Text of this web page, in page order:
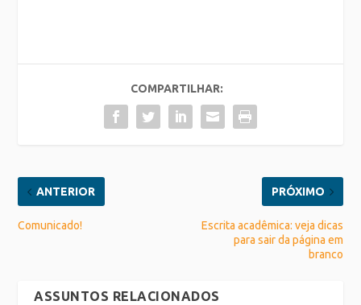
COMPARTILHAR:
ANTERIOR
Comunicado!
PRÓXIMO
Escrita acadêmica: veja dicas
para sair da página em
branco
ASSUNTOS RELACIONADOS